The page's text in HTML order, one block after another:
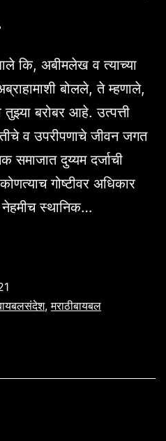
कि, अबीमलेख व त्याच्या
बोलले, ते म्हणाले,
बरोबर आहे. उत्पत्ती
व उपरीपणाचे जीवन जगत
समाजात दुय्यम दर्जाची
गोष्टीवर अधिकार
नेहमीच स्थानिक…
,मराठीबायबल